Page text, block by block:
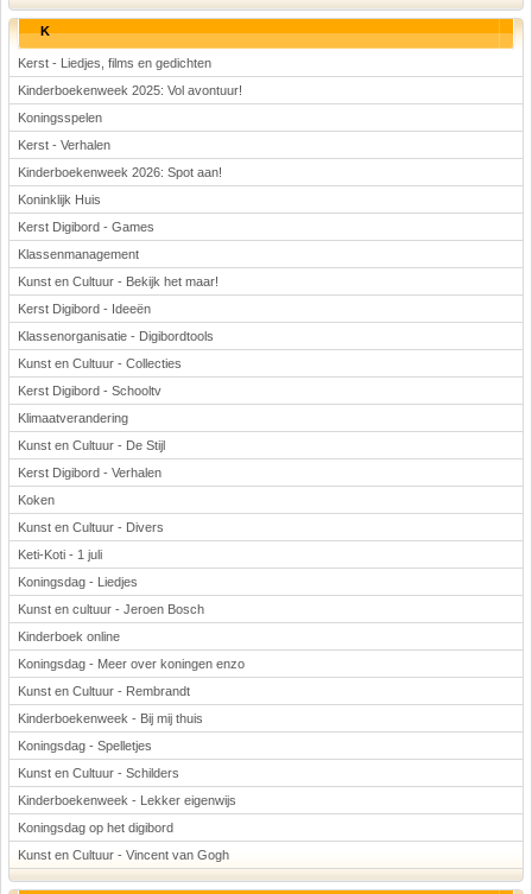
K
Kerst - Liedjes, films en gedichten
Kinderboekenweek 2025: Vol avontuur!
Koningsspelen
Kerst - Verhalen
Kinderboekenweek 2026: Spot aan!
Koninklijk Huis
Kerst Digibord - Games
Klassenmanagement
Kunst en Cultuur - Bekijk het maar!
Kerst Digibord - Ideeën
Klassenorganisatie - Digibordtools
Kunst en Cultuur - Collecties
Kerst Digibord - Schooltv
Klimaatverandering
Kunst en Cultuur - De Stijl
Kerst Digibord - Verhalen
Koken
Kunst en Cultuur - Divers
Keti-Koti - 1 juli
Koningsdag - Liedjes
Kunst en cultuur - Jeroen Bosch
Kinderboek online
Koningsdag - Meer over koningen enzo
Kunst en Cultuur - Rembrandt
Kinderboekenweek - Bij mij thuis
Koningsdag - Spelletjes
Kunst en Cultuur - Schilders
Kinderboekenweek - Lekker eigenwijs
Koningsdag op het digibord
Kunst en Cultuur - Vincent van Gogh